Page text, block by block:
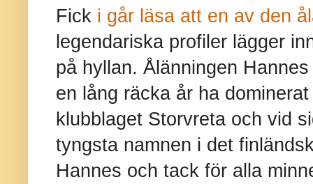
Fick i går läsa att en av den
legendariska profiler lägger
på hyllan. Ålänningen
en lång räcka år ha
klubblaget Storvreta och vid
tyngsta namnen i det
Hannes och tack för alla